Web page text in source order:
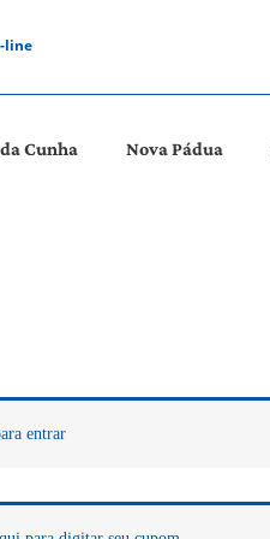
line
Cunha Nova Pádua
entrar